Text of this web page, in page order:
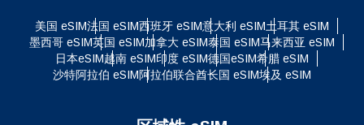
美国 eSIM法国 eSIM西班牙 eSIM意大利 eSIM土耳其 eSIM
墨西哥 eSIM英国 eSIM加拿大 eSIM泰国 eSIM马来西亚 eSIM
日本eSIM越南 eSIM印度 eSIM德国eSIM希腊 eSIM
沙特阿拉伯 eSIM阿拉伯联合酋长国 eSIM埃及 eSIM